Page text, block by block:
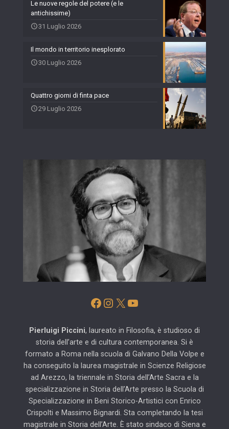
Le nuove regole del potere (e le
antichissime)
31 Luglio 2026
Il mondo in territorio inesplorato
30 Luglio 2026
Quattro giorni di finta pace
29 Luglio 2026
Facebook
Instagram
X YouTube
Pierluigi Piccini, laureato in Filosofia, è studioso di
storia dell’arte e di cultura contemporanea. Si è
formato a Roma nella scuola di Galvano Della Volpe e
ha conseguito la laurea magistrale in Scienze Religiose
ad Arezzo, la triennale in Storia dell’Arte Sacra e la
specializzazione in Storia dell’Arte presso la Scuola di
Specializzazione in Beni Storico-Artistici con Enrico
Crispolti e Massimo Bignardi. Sta completando la tesi
magistrale in Storia dell’Arte. È stato sindaco di Siena e